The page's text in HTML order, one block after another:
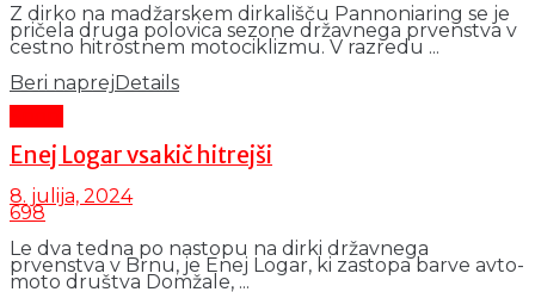
Z dirko na madžarskem dirkališču Pannoniaring se je
pričela druga polovica sezone državnega prvenstva v
cestno hitrostnem motociklizmu. V razredu ...
Beri naprejDetails
Enej Logar vsakič hitrejši
8. julija, 2024
698
Le dva tedna po nastopu na dirki državnega
prvenstva v Brnu, je Enej Logar, ki zastopa barve avto-
moto društva Domžale, ...